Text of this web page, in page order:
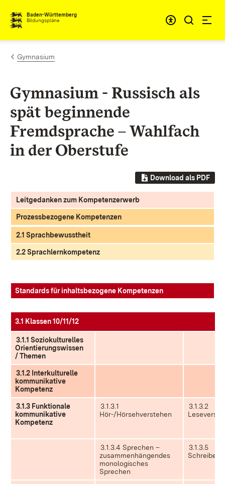
Zum Inhalt springen
Baden-Württemberg
Bildungspläne
Gymnasium
Gymnasium - Russisch als
spät beginnende
Fremdsprache – Wahlfach
in der Oberstufe
Download als PDF
Leitgedanken zum Kompetenzerwerb
Prozessbezogene Kompetenzen
2.1 Sprachbewusstheit
2.2 Sprachlernkompetenz
Standards für inhaltsbezogene Kompetenzen
3.1 Klassen 10/11/12
3.1.1 Soziokulturelles
Orientierungswissen
/ Themen
3.1.2 Interkulturelle
kommunikative
Kompetenz
3.1.3 Funktionale
kommunikative
Kompetenz
3.1.3.1
Hör-/Hörsehverstehen
3.1.3.2
3.1.3.4 Sprechen –
zusammenhängendes
monologisches
Sprechen
3.1.3.5
Schreiben